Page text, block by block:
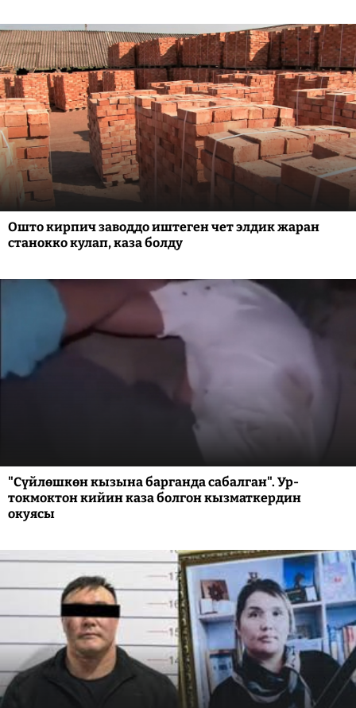
Ошто кирпич заводдо иштеген чет элдик жаран
станокко кулап, каза болду
"Сүйлөшкөн кызына барганда сабалган". Ур-
токмоктон кийин каза болгон кызматкердин
окуясы